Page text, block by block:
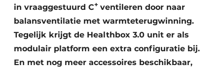
in vraaggestuurd C+ ventileren door naar
balansventilatie met warmteterugwinning.
Tegelijk krijgt de Healthbox 3.0 unit er als
modulair platform een extra configuratie bij.
En met nog meer accessoires beschikbaar,